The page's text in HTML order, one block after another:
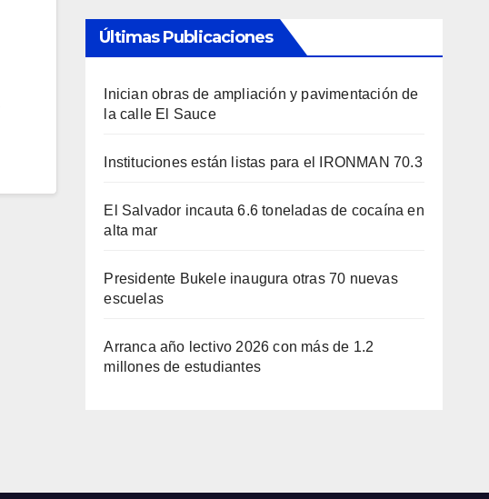
Últimas Publicaciones
Inician obras de ampliación y pavimentación de
la calle El Sauce
Instituciones están listas para el IRONMAN 70.3
El Salvador incauta 6.6 toneladas de cocaína en
alta mar
Presidente Bukele inaugura otras 70 nuevas
escuelas
Arranca año lectivo 2026 con más de 1.2
millones de estudiantes